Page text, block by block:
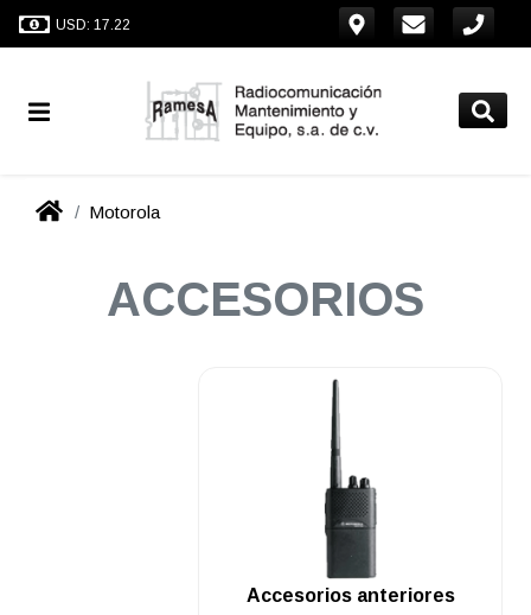
USD: 17.22
Motorola
ACCESORIOS
.
Accesorios anteriores